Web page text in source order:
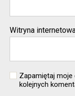
Witryna
Zapamiętaj moje
kolejnych